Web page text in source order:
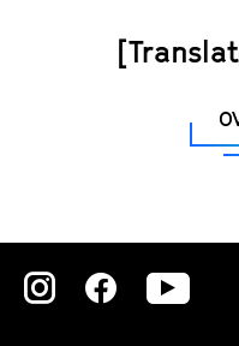
Zu
Zu
Zu